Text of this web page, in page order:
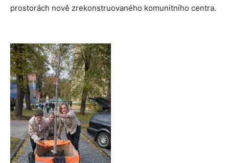
prostorách nově zrekonstruovaného komunitního centra.